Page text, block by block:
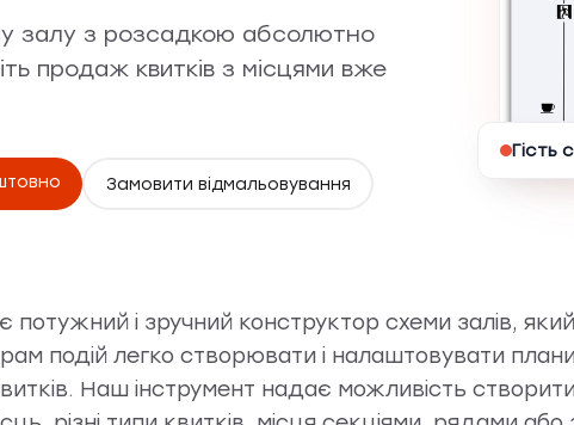
залу з розсадкою абсолютно
продаж квитків з місцями вже
Замовити відмальовування
Гість
потужний і зручний конструктор схеми залів, який
подій легко створювати і налаштовувати
Наш інструмент надає можливість